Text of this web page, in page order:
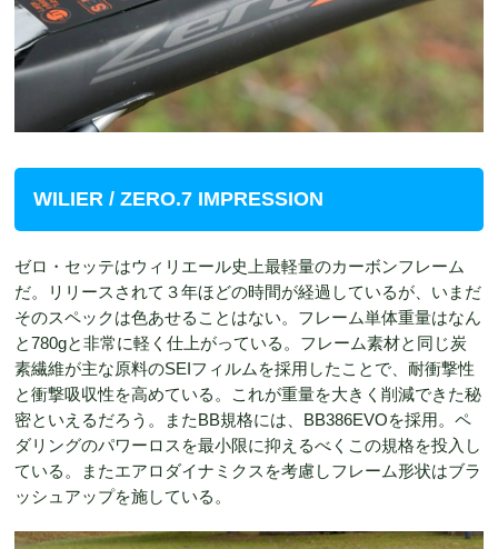
WILIER / ZERO.7 IMPRESSION
ゼロ・セッテはウィリエール史上最軽量のカーボンフレーム
だ。リリースされて３年ほどの時間が経過しているが、いまだ
そのスペックは色あせることはない。フレーム単体重量はなん
と780gと非常に軽く仕上がっている。フレーム素材と同じ炭
素繊維が主な原料のSEIフィルムを採用したことで、耐衝撃性
と衝撃吸収性を高めている。これが重量を大きく削減できた秘
密といえるだろう。またBB規格には、BB386EVOを採用。ペ
ダリングのパワーロスを最小限に抑えるべくこの規格を投入し
ている。またエアロダイナミクスを考慮しフレーム形状はブラ
ッシュアップを施している。